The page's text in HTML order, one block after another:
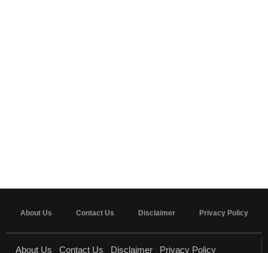
About Us Contact Us Disclaimer Privacy Policy
About Us Contact Us Disclaimer Privacy Policy